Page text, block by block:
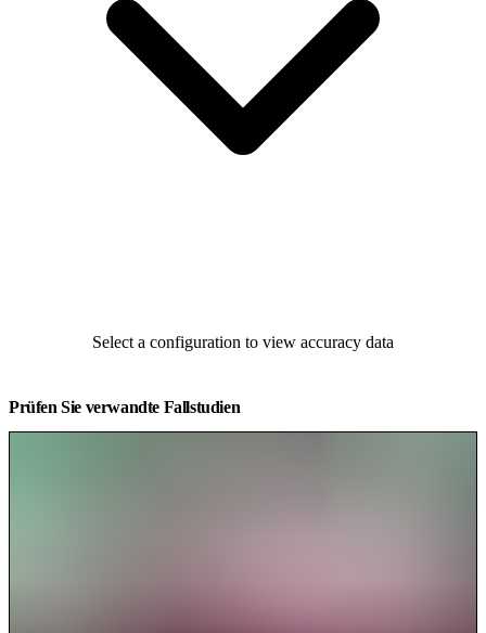
Select a configuration to view accuracy data
Prüfen Sie verwandte Fallstudien